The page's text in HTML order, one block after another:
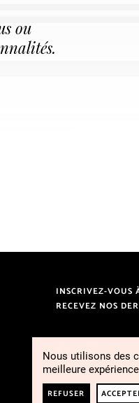
Nous utilisons des
meilleure
REFUSER
ou
INSCRIVEZ-VOUS
RECEVEZ NOS